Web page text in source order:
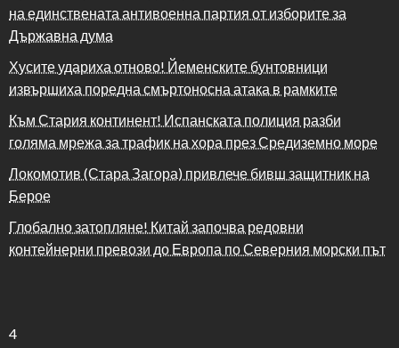
на единствената антивоенна партия от изборите за
Държавна дума
Хусите удариха отново! Йеменските бунтовници
извършиха поредна смъртоносна атака в рамките
Към Стария континент! Испанската полиция разби
голяма мрежа за трафик на хора през Средиземно море
Локомотив (Стара Загора) привлече бивш защитник на
Берое
Глобално затопляне! Китай започва редовни
контейнерни превози до Европа по Северния морски път
4